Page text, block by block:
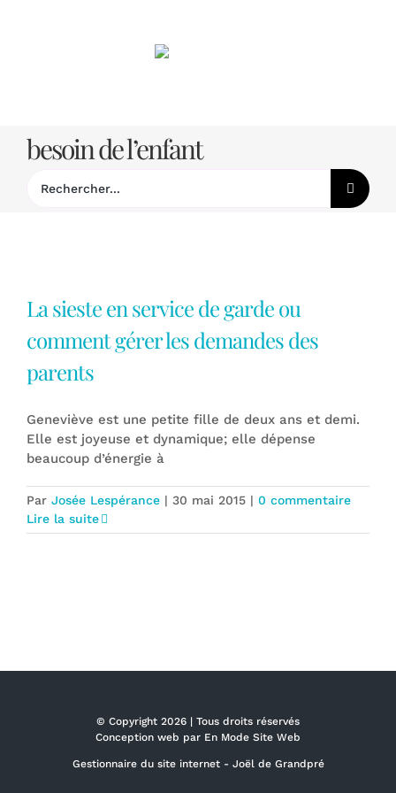
besoin de l’enfant
La sieste en service de garde ou
comment gérer les demandes des
parents
Geneviève est une petite fille de deux ans et demi.
Elle est joyeuse et dynamique; elle dépense
beaucoup d’énergie à
Par Josée Lespérance | 30 mai 2015 | 0 commentaire
Lire la suite
© Copyright 2026 | Tous droits réservés
Conception web par En Mode Site Web
Gestionnaire du site internet - Joël de Grandpré